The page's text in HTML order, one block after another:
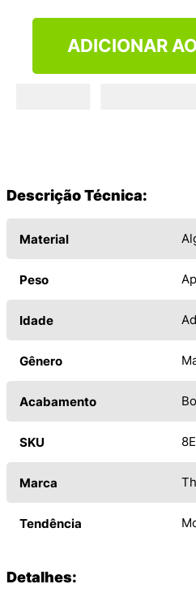
ADICIONAR
Descrição Técnica:
Material
Peso
Idade
Gênero
Acabamento
SKU
Marca
Tendência
Detalhes: